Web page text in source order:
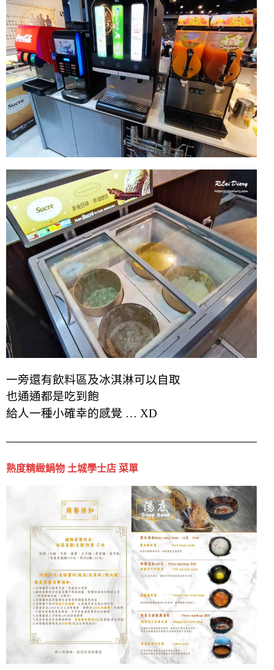
一旁還有飲料區及冰淇淋可以自取
也通通都是吃到飽
給人一種小確幸的感覺 … XD
熟度精緻鍋物 土城學士店 菜單